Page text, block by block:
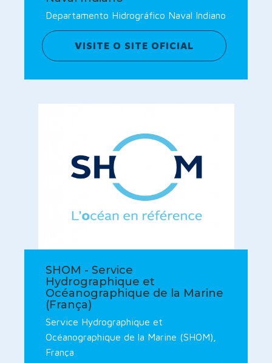
Departamento Hidrográfico Naval Indiano
VISITE O SITE OFICIAL
SHOM - Service
Hydrographique et
Océanographique de la Marine
(França)
Service Hydrographique et
Océanographique de la Marine (SHOM),
França